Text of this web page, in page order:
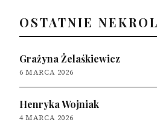
OSTATNIE
Grażyna Żelaśkiewicz
6 MARCA 2026
Henryka Wojniak
4 MARCA 2026